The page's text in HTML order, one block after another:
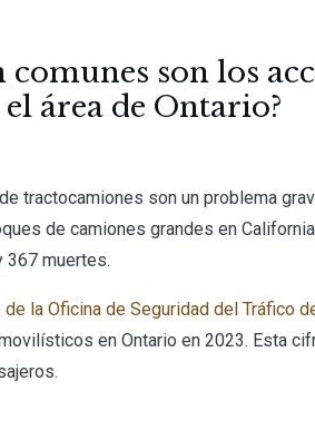
comunes son los
área de Ontario?
tractocamiones son un problema
de camiones grandes en
367 muertes.
la Oficina de Seguridad del Tráfico
en Ontario en 2023. Esta